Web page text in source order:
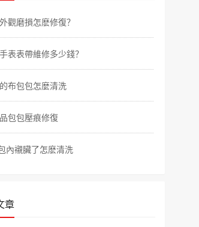
觀磨損怎麽修復？
表表帶維修多少錢？
布包包怎麼清洗
包包壓痕修復
內襯臟了怎麽清洗
章